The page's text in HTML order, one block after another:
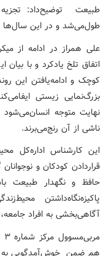
طول‌می‌شد و در این سال‌ها
علی همراز در ادامه از
اتفاق تلخ یادکرد و با
کوچک و ادامه‌یافتن این
بزرگ‌نمایی زیستی
نهایت متوجه انسان‌می‌شود
ناشی از آن رنج‌می‌برند.
این کارشناس اداره‌کل
قراردادن کودکان و
حافظ و نگهدار طبیعت
پاکیزه‌نگاه‌داشتن
آگاهی‌بخشی به افراد
هم ضمن خوش‌آمدگویی به